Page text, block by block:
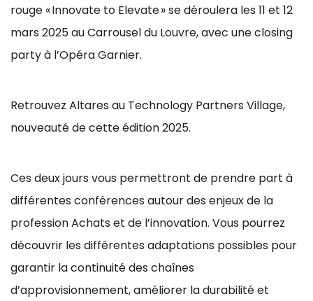
rouge « Innovate to Elevate » se déroulera les 11 et 12
mars 2025 au Carrousel du Louvre, avec une closing
party à l’Opéra Garnier.
Retrouvez Altares au Technology Partners Village,
nouveauté de cette édition 2025.
Ces deux jours vous permettront de prendre part à
différentes conférences autour des enjeux de la
profession Achats et de l’innovation. Vous pourrez
découvrir les différentes adaptations possibles pour
garantir la continuité des chaînes
d’approvisionnement, améliorer la durabilité et